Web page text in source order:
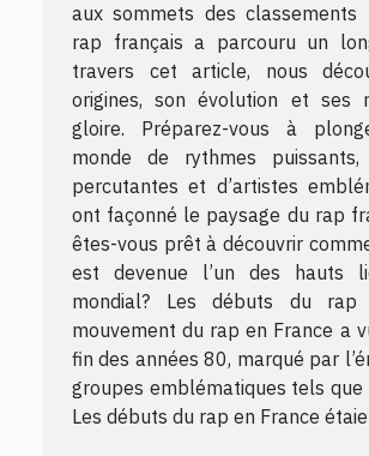
aux sommets des classements
rap français a parcouru un
travers cet article, nous
origines, son évolution et ses
gloire. Préparez-vous à
monde de rythmes
percutantes et d’artistes
ont façonné le paysage du rap
êtes-vous prêt à découvrir
est devenue l’un des hauts
mondial? Les débuts du rap
mouvement du rap en France a
fin des années 80, marqué par
groupes emblématiques tels que
Les débuts du rap en France